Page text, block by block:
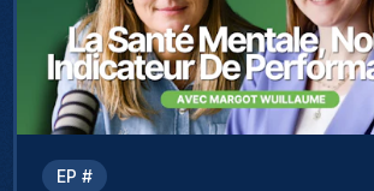
EP #